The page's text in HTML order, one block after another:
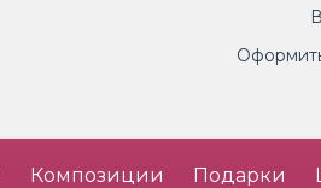
Композиции Подарки